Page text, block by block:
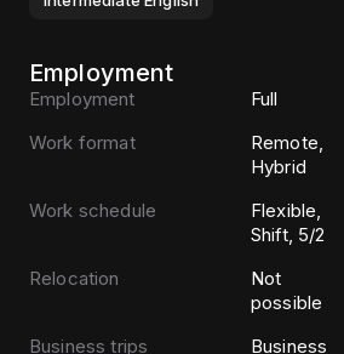
Employment
Employment
Full
Work format
Remote,
Hybrid
Work schedule
Flexible,
Shift, 5/2
Relocation
Not
possible
Business trips
Business